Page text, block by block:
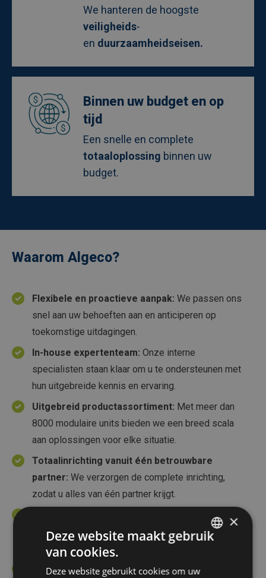
We hanteren de hoogste
veiligheids-
en duurzaamheidseisen.
Afbeelding
Binnen uw budget en op
tijd
Een snelle en complete
totaaloplossing binnen uw
budget.
Waarom Algeco?
Flexibele en proactieve aanpak: We passen ons
snel aan uw behoeften aan en anticiperen op
toekomstige uitdagingen.
In-house expertenteam: Onze interne
specialisten staan klaar om u te ondersteunen met
hun uitgebreide kennis en ervaring.
Uitgebreid productassortiment: Met meer dan
8000 modulaire units bieden we een breed scala
aan oplossingen voor elke situatie.
Totaalinrichting vanuit één betrouwbare
partner: We verzorgen de complete inrichting,
zodat u alles van één partner krijgt.
Ons team
biedt uitstekende klantgerichte service en
betrouwbare ondersteuning na verkoop.
Duurzame aanpak:We zetten ons in voor
×
Deze website maakt gebruik
van cookies.
Deze website gebruikt cookies om uw